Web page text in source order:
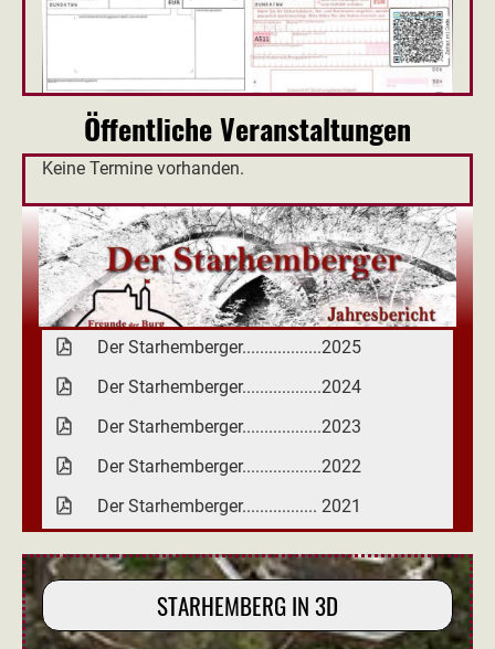
Öffentliche Veranstaltungen
Keine Termine vorhanden.
Der Starhemberger..................2025
Der Starhemberger..................2024
Der Starhemberger..................2023
Der Starhemberger..................2022
Der Starhemberger................. 2021
STARHEMBERG IN 3D